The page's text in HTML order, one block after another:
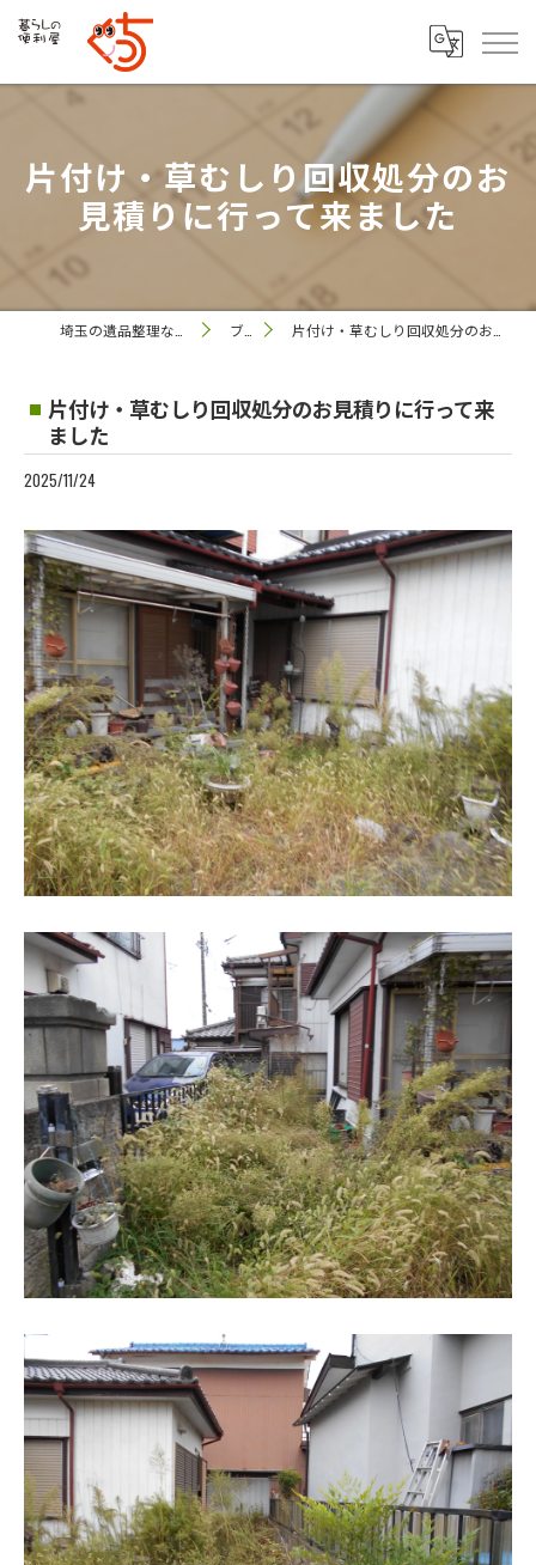
片付け・草むしり回収処分のお
見積りに行って来ました
ブログ 片付け・草むしり回収処分のお見積りに行って来ました
片付け・草むしり回収処分のお見積りに行って来
ました
2025/11/24